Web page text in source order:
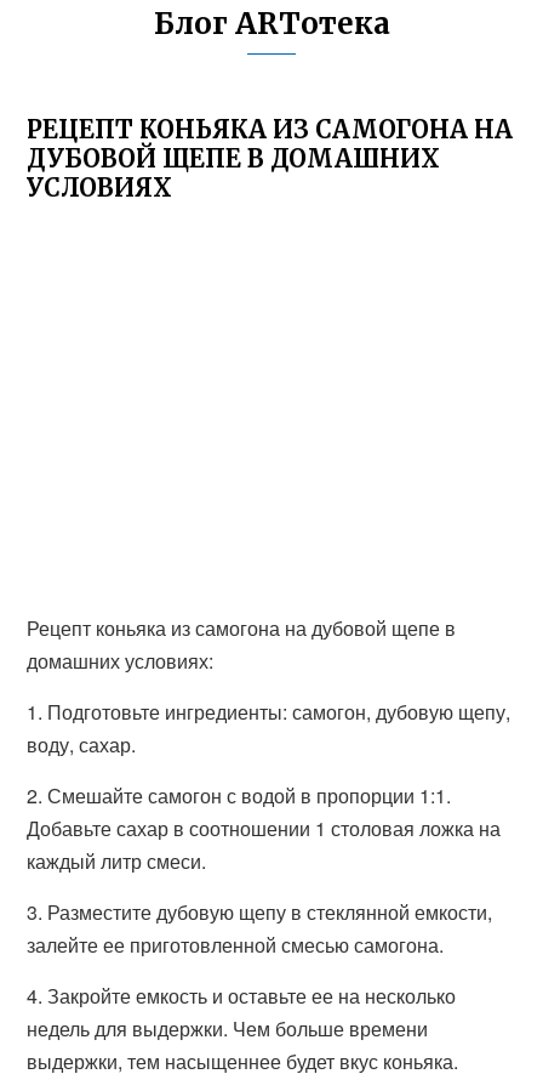
Блог ARTотека
РЕЦЕПТ КОНЬЯКА ИЗ САМОГОНА НА
ДУБОВОЙ ЩЕПЕ В ДОМАШНИХ
УСЛОВИЯХ
Рецепт коньяка из самогона на дубовой щепе в
домашних условиях:
1. Подготовьте ингредиенты: самогон, дубовую щепу,
воду, сахар.
2. Смешайте самогон с водой в пропорции 1:1.
Добавьте сахар в соотношении 1 столовая ложка на
каждый литр смеси.
3. Разместите дубовую щепу в стеклянной емкости,
залейте ее приготовленной смесью самогона.
4. Закройте емкость и оставьте ее на несколько
недель для выдержки. Чем больше времени
выдержки, тем насыщеннее будет вкус коньяка.